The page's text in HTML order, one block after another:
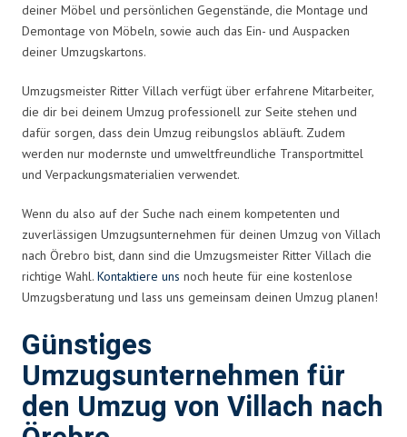
deiner Möbel und persönlichen Gegenstände, die Montage und
Demontage von Möbeln, sowie auch das Ein- und Auspacken
deiner Umzugskartons.
Umzugsmeister Ritter Villach verfügt über erfahrene Mitarbeiter,
die dir bei deinem Umzug professionell zur Seite stehen und
dafür sorgen, dass dein Umzug reibungslos abläuft. Zudem
werden nur modernste und umweltfreundliche Transportmittel
und Verpackungsmaterialien verwendet.
Wenn du also auf der Suche nach einem kompetenten und
zuverlässigen Umzugsunternehmen für deinen Umzug von Villach
nach Örebro bist, dann sind die Umzugsmeister Ritter Villach die
richtige Wahl. Kontaktiere uns noch heute für eine kostenlose
Umzugsberatung und lass uns gemeinsam deinen Umzug planen!
Günstiges
Umzugsunternehmen für
den Umzug von Villach nach